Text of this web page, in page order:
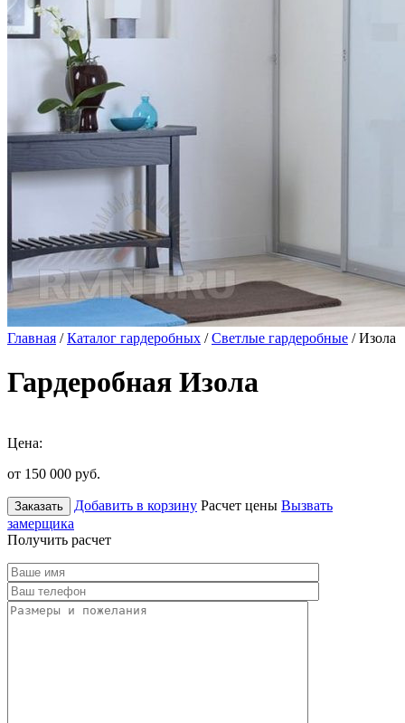
Главная /Каталог гардеробных /Светлые гардеробные / Изола
Гардеробная Изола
Цена:
от 150 000 руб.
Заказать Добавить в корзину Расчет цены Вызвать
замерщика
Получить расчет